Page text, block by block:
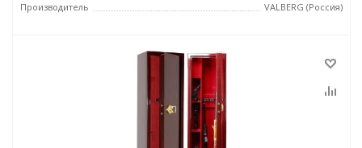
Производитель
VALBERG (Россия)